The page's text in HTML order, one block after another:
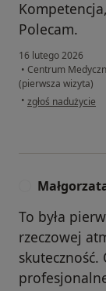
Polecam.
16 lutego 2026
• Centrum
(pierwsza wizyta)
• w opinii
zgłoś nadużycie
To była
rzeczowej